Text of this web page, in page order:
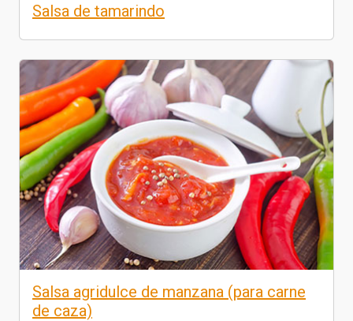
Salsa de tamarindo
Salsa agridulce de manzana (para carne
de caza)